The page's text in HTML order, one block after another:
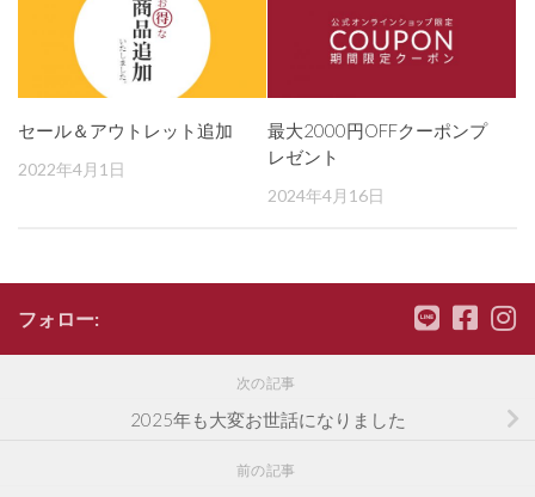
セール＆アウトレット追加
2022年4月1日
最大2000円OFFクーポンプ
レゼント
2024年4月16日
フォロー:
次の記事
2025年も大変お世話になりました
前の記事